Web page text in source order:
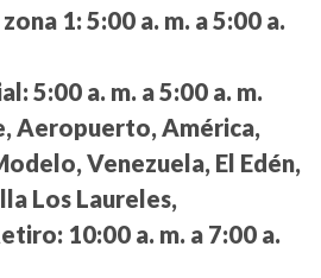
1: 5:00 a. m. a 5:00 a.
5:00 a. m. a 5:00 a. m.
Aeropuerto, América,
Venezuela, El Edén,
Los Laureles,
10:00 a. m. a 7:00 a.